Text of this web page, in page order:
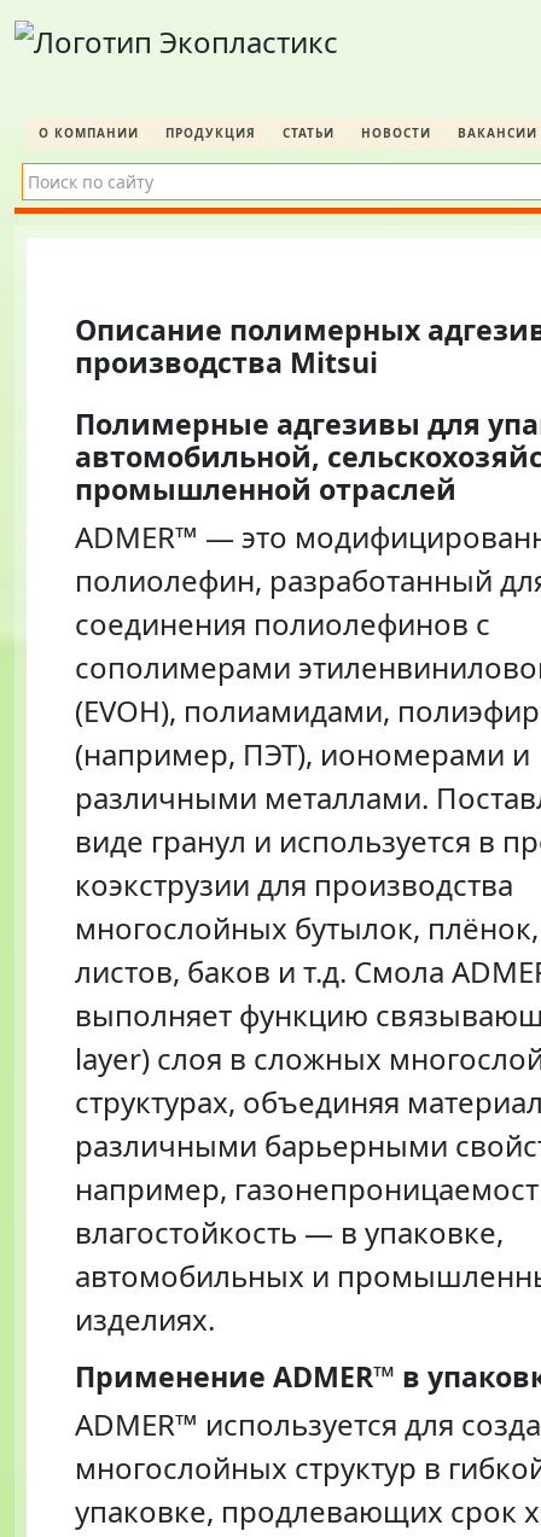
О КОМПАНИИ ПРОДУКЦИЯ СТАТЬИ НОВОСТИ ВАКАНСИИ
Описание полимерных
производства Mitsui
Полимерные адгезивы для
автомобильной,
промышленной отраслей
ADMER™ — это
полиолефин, разработанный
соединения полиолефинов с
сополимерами
(EVOH), полиамидами,
(например, ПЭТ), иономерами и
различными металлами.
виде гранул и используется в
коэкструзии для производства
многослойных бутылок, плёнок,
листов, баков и т.д. Смола
выполняет функцию
layer) слоя в сложных
структурах, объединяя
различными барьерными
например,
влагостойкость — в упаковке,
автомобильных и
изделиях.
Применение ADMER™ в
ADMER™ используется для
многослойных структур в
упаковке, продлевающих срок